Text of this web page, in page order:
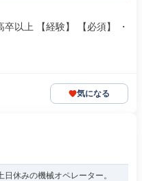
以上 【経験】 【必須】 ・
気になる
日休みの機械オペレーター。